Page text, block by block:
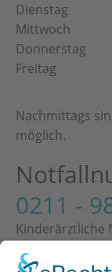
Dienstag
Mittwoch
Donnerstag
Freitag
Nachmittags
möglich.
0211 -
Kinderärztliche